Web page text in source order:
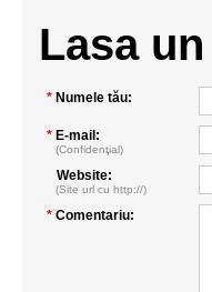
Lasa
* Numele tău:
* E-mail:
(Confidenţial)
Website:
(Site url cu http://)
* Comentariu: